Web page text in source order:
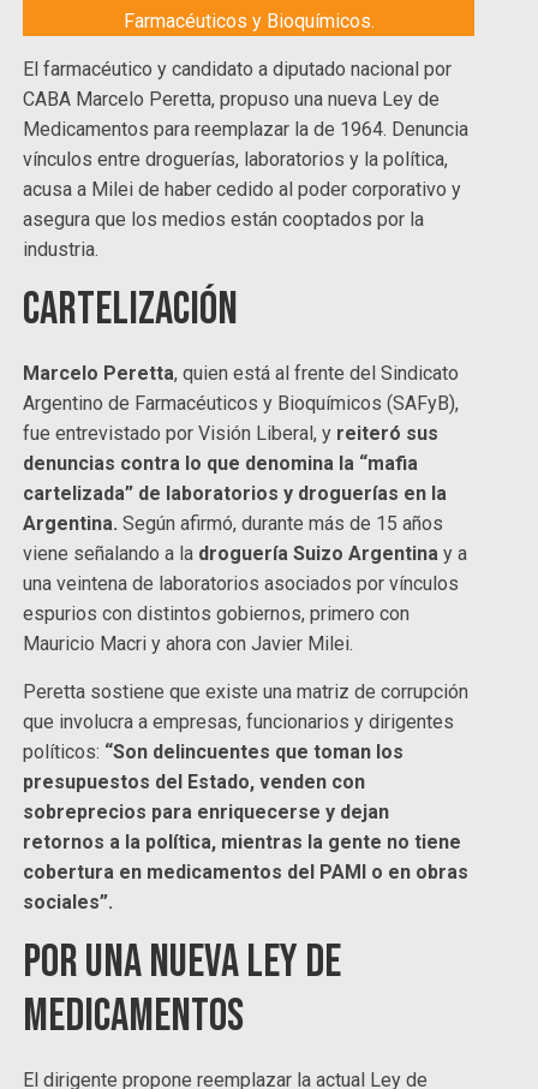
Farmacéuticos y Bioquímicos.
El farmacéutico y candidato a diputado nacional por
CABA Marcelo Peretta, propuso una nueva Ley de
Medicamentos para reemplazar la de 1964. Denuncia
vínculos entre droguerías, laboratorios y la política,
acusa a Milei de haber cedido al poder corporativo y
asegura que los medios están cooptados por la
industria.
Cartelización
Marcelo Peretta, quien está al frente del Sindicato
Argentino de Farmacéuticos y Bioquímicos (SAFyB),
fue entrevistado por Visión Liberal, y reiteró sus
denuncias contra lo que denomina la “mafia
cartelizada” de laboratorios y droguerías en la
Argentina. Según afirmó, durante más de 15 años
viene señalando a la droguería Suizo Argentina y a
una veintena de laboratorios asociados por vínculos
espurios con distintos gobiernos, primero con
Mauricio Macri y ahora con Javier Milei.
Peretta sostiene que existe una matriz de corrupción
que involucra a empresas, funcionarios y dirigentes
políticos: “Son delincuentes que toman los
presupuestos del Estado, venden con
sobreprecios para enriquecerse y dejan
retornos a la política, mientras la gente no tiene
cobertura en medicamentos del PAMI o en obras
sociales”.
Por una nueva Ley de
Medicamentos
El dirigente propone reemplazar la actual Ley de